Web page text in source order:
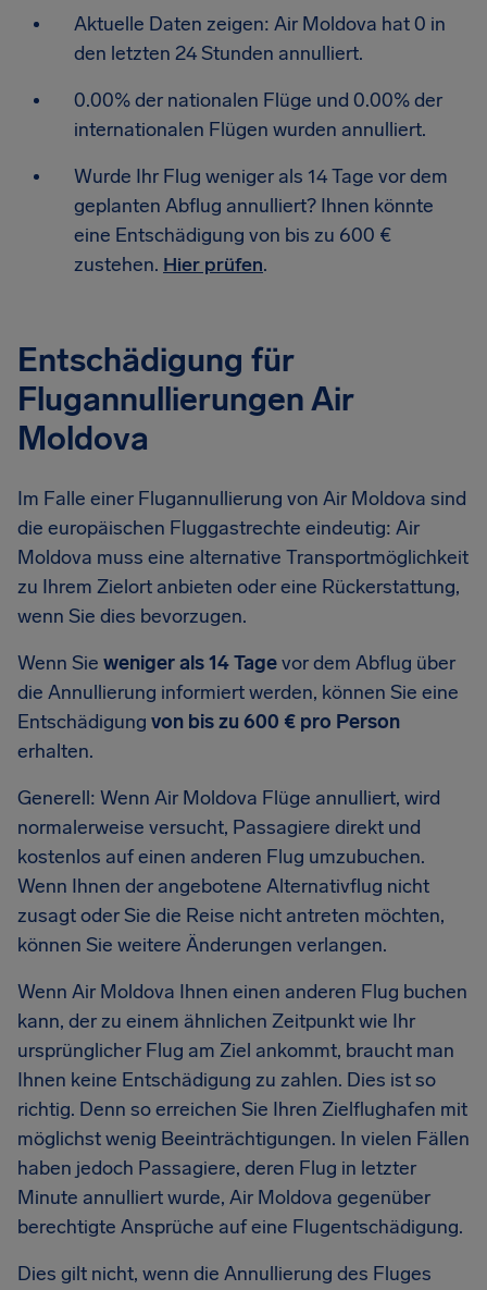
Aktuelle Daten zeigen: Air Moldova hat 0 in
den letzten 24 Stunden annulliert.
0.00% der nationalen Flüge und 0.00% der
internationalen Flügen wurden annulliert.
Wurde Ihr Flug weniger als 14 Tage vor dem
geplanten Abflug annulliert? Ihnen könnte
eine Entschädigung von bis zu 600 €
zustehen. Hier prüfen.
Entschädigung für
Flugannullierungen Air
Moldova
Im Falle einer Flugannullierung von Air Moldova sind
die europäischen Fluggastrechte eindeutig: Air
Moldova muss eine alternative Transportmöglichkeit
zu Ihrem Zielort anbieten oder eine Rückerstattung,
wenn Sie dies bevorzugen.
Wenn Sie weniger als 14 Tagevor dem Abflug über
die Annullierung informiert werden, können Sie eine
Entschädigung von bis zu 600 € pro Person
erhalten.
Generell: Wenn Air Moldova Flüge annulliert, wird
normalerweise versucht, Passagiere direkt und
kostenlos auf einen anderen Flug umzubuchen.
Wenn Ihnen der angebotene Alternativflug nicht
zusagt oder Sie die Reise nicht antreten möchten,
können Sie weitere Änderungen verlangen.
Wenn Air Moldova Ihnen einen anderen Flug buchen
kann, der zu einem ähnlichen Zeitpunkt wie Ihr
ursprünglicher Flug am Ziel ankommt, braucht man
Ihnen keine Entschädigung zu zahlen. Dies ist so
richtig. Denn so erreichen Sie Ihren Zielflughafen mit
möglichst wenig Beeinträchtigungen. In vielen Fällen
haben jedoch Passagiere, deren Flug in letzter
Minute annulliert wurde, Air Moldova gegenüber
berechtigte Ansprüche auf eine Flugentschädigung.
Dies gilt nicht, wenn die Annullierung des Fluges